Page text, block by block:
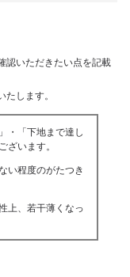
認いただきたい点を記載
します。
・「下地まで達し
ざいます。
い程度のがたつき
上、若干薄くなっ